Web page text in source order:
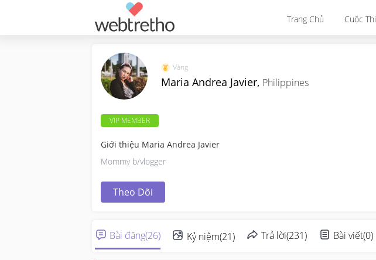
Trang Chủ Cuộc Thi
Vàng
Maria Andrea Javier, Philippines
VIP MEMBER
Giới thiệu Maria Andrea Javier
Mommy b/vlogger
Theo Dõi
Bài đăng(26) Kỷ niệm(21) Trả lời(231) Bài viết(0)